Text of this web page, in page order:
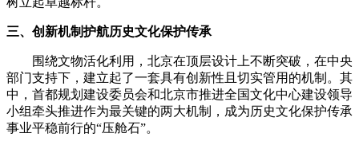
三、创新机制护航历史文化保护传承
围绕文物活化利用，北京在顶层设计上不断突破，在中央
部门支持下，建立起了一套具有创新性且切实管用的机制。其
中，首都规划建设委员会和北京市推进全国文化中心建设领导
小组牵头推进作为最关键的两大机制，成为历史文化保护传承
事业平稳前行的“压舱石”。